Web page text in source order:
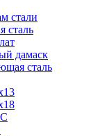
стали
сталь
дамаск
сталь